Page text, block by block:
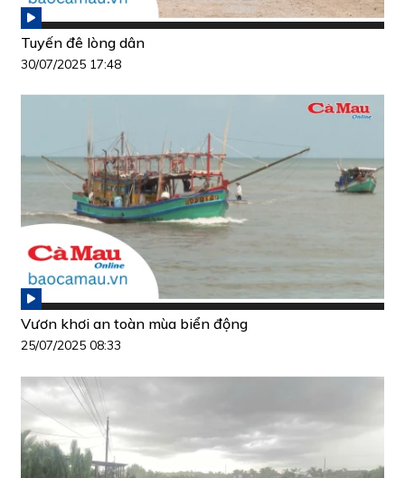
Tuyến đê lòng dân
30/07/2025 17:48
Vươn khơi an toàn mùa biển động
25/07/2025 08:33